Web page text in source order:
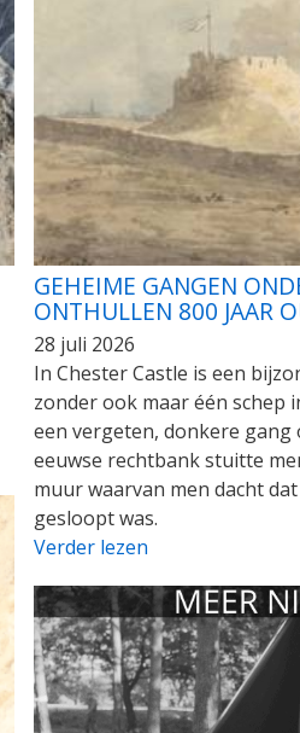
GEHEIME GANGEN
ONTHULLEN 800 JAAR
28 juli 2026
In Chester Castle is een
zonder ook maar één schep
een vergeten, donkere gang
eeuwse rechtbank stuitte
muur waarvan men dacht
gesloopt was.
Verder lezen